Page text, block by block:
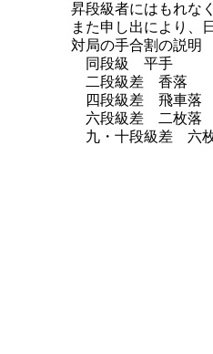
昇段級者にはもれな
また申し出により、
対局の手合割の説明
同段級 平手
二段級差 香
四段級差 飛車
六段級差 二枚
九・十段級差 六